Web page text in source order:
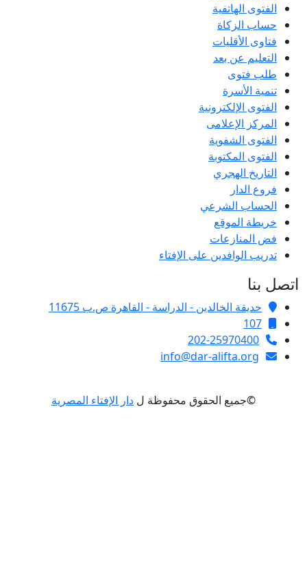
الفتوى الهاتفية
حساب الزكاة
فتاوى الأقليات
التعليم عن بعد
طلب فتوى
تنمية الأسرة
الفتوى الإلكترونية
المركز الإعلامى
الفتوى الشفوية
الفتوى المكتوبة
التاريخ الهجري
فروع الدار
الحساب الشرعي
خريطة الموقع
فض المنازعات
تدريب الوافدين على الإفتاء
بنا
حديقة الخالدين - الدراسة - القاهرة ص.ب 11675
107
202-25970400
info@dar-alifta.org
©جميع الحقوق محفوظة لدار الإفتاء المصرية